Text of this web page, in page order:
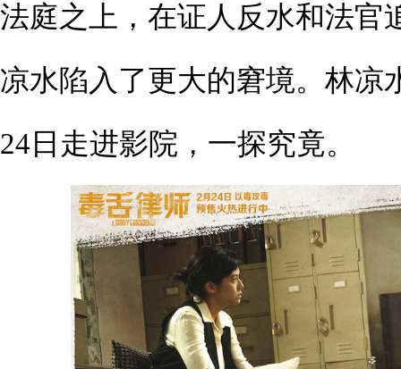
法庭之上，在证人反水和法官
凉水陷入了更大的窘境。林凉
24日走进影院，一探究竟。